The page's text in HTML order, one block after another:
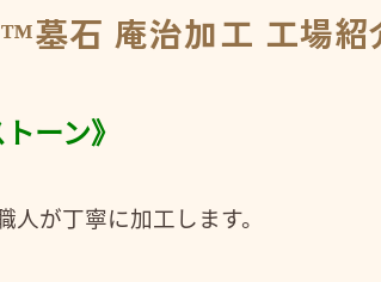
墓石 庵治加工 工場
ーン》
人が丁寧に加工します。